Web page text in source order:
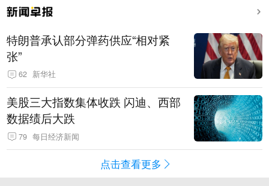
特朗普承认部分弹药供应“相对紧
张”
62 新华社
美股三大指数集体收跌 闪迪、西部
数据绩后大跌
79 每日经济新闻
点击查看更多